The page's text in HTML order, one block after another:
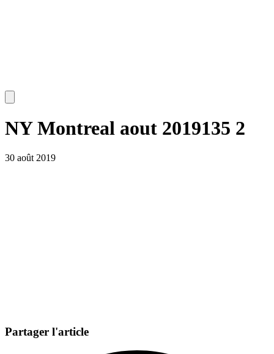
NY Montreal aout 2019135 2
30 août 2019
Partager l'article